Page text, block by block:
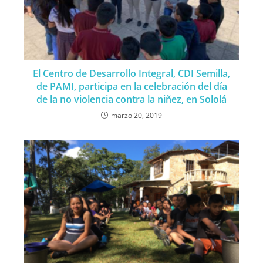
El Centro de Desarrollo Integral, CDI Semilla,
de PAMI, participa en la celebración del día
de la no violencia contra la niñez, en Sololá
marzo 20, 2019